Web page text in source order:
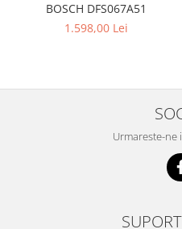
BOSCH DFS067A51
1.598,00 Lei
Urmareste-ne